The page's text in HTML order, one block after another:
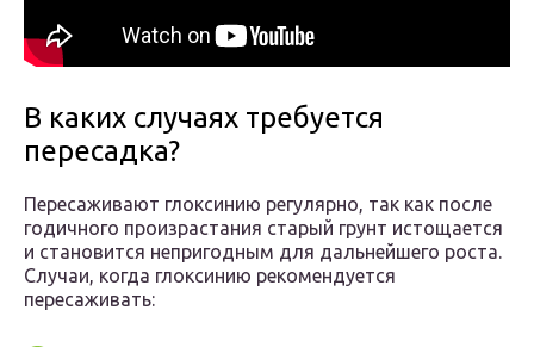
В каких случаях требуется
пересадка?
Пересаживают глоксинию регулярно, так как после
годичного произрастания старый грунт истощается
и становится непригодным для дальнейшего роста.
Случаи, когда глоксинию рекомендуется
пересаживать: